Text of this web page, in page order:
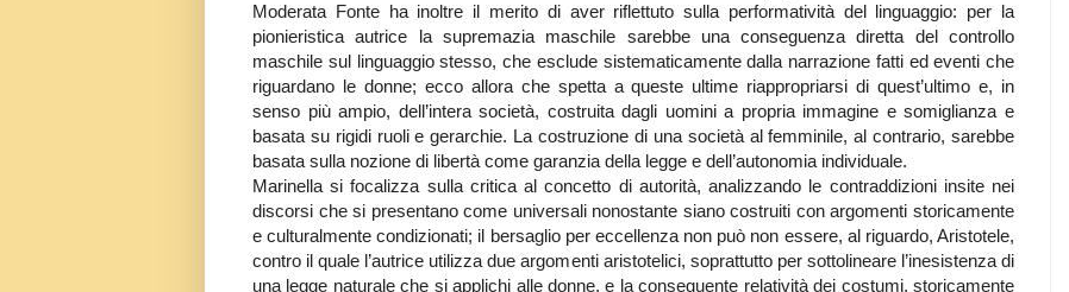
Moderata Fonte ha inoltre il merito di aver riflettuto sulla performatività del linguaggio: per la
pionieristica autrice la supremazia maschile sarebbe una conseguenza diretta del controllo
maschile sul linguaggio stesso, che esclude sistematicamente dalla narrazione fatti ed eventi che
riguardano le donne; ecco allora che spetta a queste ultime riappropriarsi di quest’ultimo e, in
senso più ampio, dell’intera società, costruita dagli uomini a propria immagine e somiglianza e
basata su rigidi ruoli e gerarchie. La costruzione di una società al femminile, al contrario, sarebbe
basata sulla nozione di libertà come garanzia della legge e dell’autonomia individuale.
Marinella si focalizza sulla critica al concetto di autorità, analizzando le contraddizioni insite nei
discorsi che si presentano come universali nonostante siano costruiti con argomenti storicamente
e culturalmente condizionati; il bersaglio per eccellenza non può non essere, al riguardo, Aristotele,
contro il quale l’autrice utilizza due argomenti aristotelici, soprattutto per sottolineare l’inesistenza di
una legge naturale che si applichi alle donne, e la conseguente relatività dei costumi, storicamente